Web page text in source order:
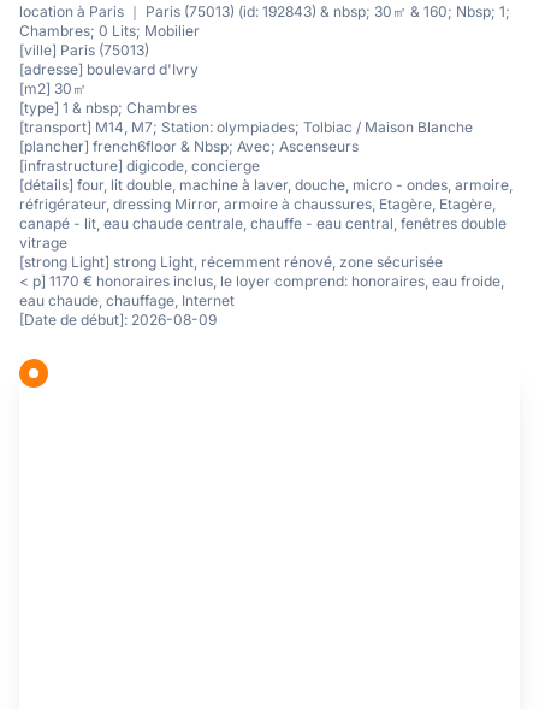
location à Paris ｜ Paris (75013) (id: 192843) & nbsp; 30㎡ & 160; Nbsp; 1;
Chambres; 0 Lits; Mobilier
[ville] Paris (75013)
[adresse] boulevard d'Ivry
[m2] 30㎡
[type] 1 & nbsp; Chambres
[transport] M14, M7; Station: olympiades; Tolbiac / Maison Blanche
[plancher] french6floor & Nbsp; Avec; Ascenseurs
[infrastructure] digicode, concierge
[détails] four, lit double, machine à laver, douche, micro - ondes, armoire,
réfrigérateur, dressing Mirror, armoire à chaussures, Etagère, Etagère,
canapé - lit, eau chaude centrale, chauffe - eau central, fenêtres double
vitrage
[strong Light] strong Light, récemment rénové, zone sécurisée
< p] 1170 € honoraires inclus, le loyer comprend: honoraires, eau froide,
eau chaude, chauffage, Internet
[Date de début]: 2026-08-09